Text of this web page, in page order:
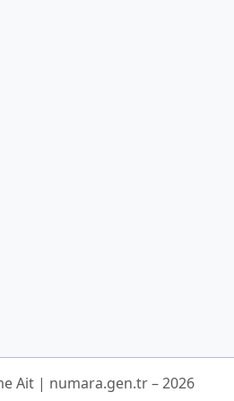
Ait | numara.gen.tr – 2026